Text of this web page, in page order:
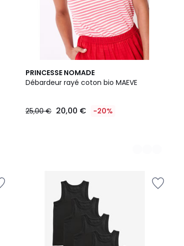
PRINCESSE NOMADE
Débardeur rayé coton bio MAEVE
25,00 € 20,00 € -20%
2
Couleurs